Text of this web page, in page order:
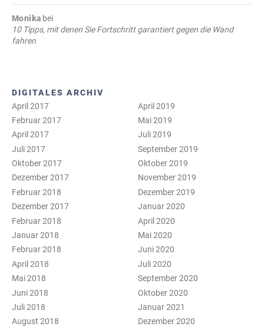
Monika bei
10 Tipps, mit denen Sie Fortschritt garantiert gegen die Wand
fahren
DIGITALES ARCHIV
April 2017
Februar 2017
April 2017
Juli 2017
Oktober 2017
Dezember 2017
Februar 2018
Dezember 2017
Februar 2018
Januar 2018
Februar 2018
April 2018
Mai 2018
Juni 2018
Juli 2018
August 2018
April 2019
Mai 2019
Juli 2019
September 2019
Oktober 2019
November 2019
Dezember 2019
Januar 2020
April 2020
Mai 2020
Juni 2020
Juli 2020
September 2020
Oktober 2020
Januar 2021
Dezember 2020